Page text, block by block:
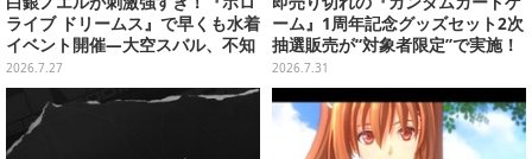
ライブ ドリームス』で早くも水着
イベント開催―大空スバル、不知
火フレアら5人が夏の装いで登場
2026.7.27
ーム』1周年記念グッズセット2次
抽選販売が“対象者限定”で実施！
プレバン全会員向け3次抽選も
2026.7.31